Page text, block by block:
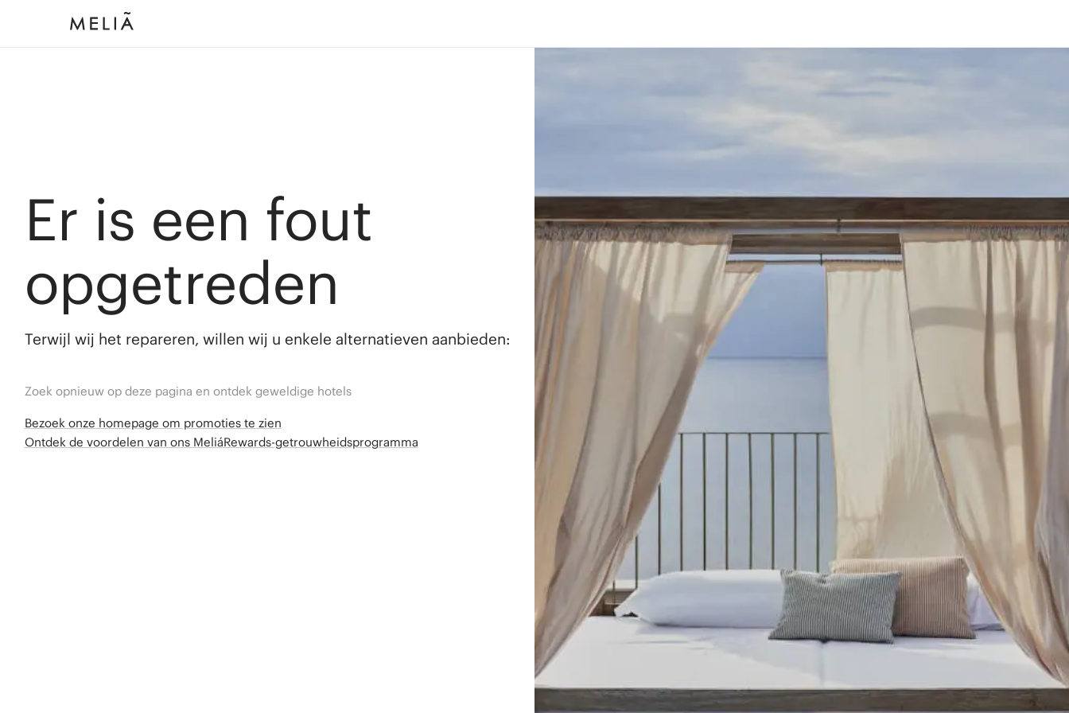
Er is een fout
opgetreden
Terwijl wij het repareren, willen wij u enkele alternatieven aanbieden:
Zoek opnieuw op deze pagina en ontdek geweldige hotels
Bezoek onze homepage om promoties te zien
Ontdek de voordelen van ons MeliáRewards-getrouwheidsprogramma